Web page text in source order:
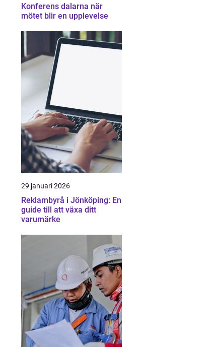
Konferens dalarna när
mötet blir en upplevelse
29 januari 2026
Reklambyrå i Jönköping: En
guide till att växa ditt
varumärke